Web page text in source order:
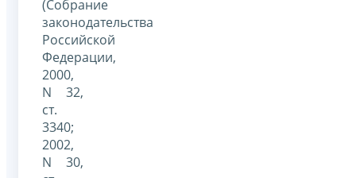
(Собрание
законодательства
Российской
Федерации,
2000,
N 32,
ст.
3340;
2002,
N 30,